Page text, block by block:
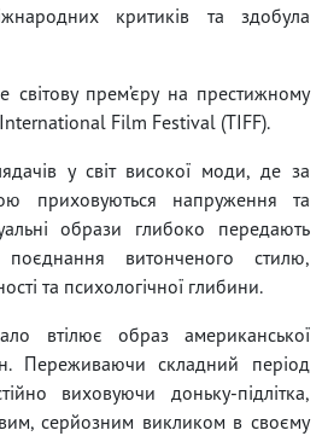
критиків та здобула
світову прем’єру на престижному
Film Festival (TIFF).
у світ високої моди, де за
приховуються напруження та
образи глибоко передають
витонченого стилю,
та психологічної глибини.
втілює образ американської
Переживаючи складний період
виховуючи доньку-підлітка,
серйозним викликом в своєму